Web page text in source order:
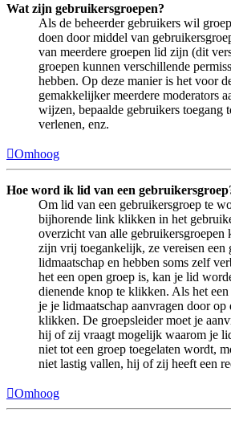
Wat zijn gebruikersgroepen?
Als de beheerder gebruikers wil
doen door middel van
van meerdere groepen lid zijn (dit
groepen kunnen verschillende
hebben. Op deze manier is het voor
gemakkelijker meerdere moderators
wijzen, bepaalde gebruikers toegang
verlenen, enz.
Omhoog
Hoe word ik lid van een
Om lid van een gebruikersgroep te
bijhorende link klikken in het
overzicht van alle gebruikersgroepen
zijn vrij toegankelijk, ze vereisen een
lidmaatschap en hebben soms zelf
het een open groep is, kan je lid
dienende knop te klikken. Als het
je je lidmaatschap aanvragen door
klikken. De groepsleider moet je
hij of zij vraagt mogelijk waarom je
niet tot een groep toegelaten wordt,
niet lastig vallen, hij of zij heeft een
Omhoog